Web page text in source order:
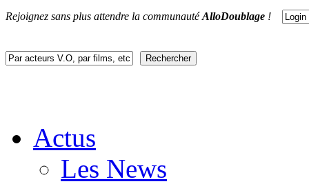
Rejoignez sans plus attendre la communautéAlloDoublage !
Actus
Les News